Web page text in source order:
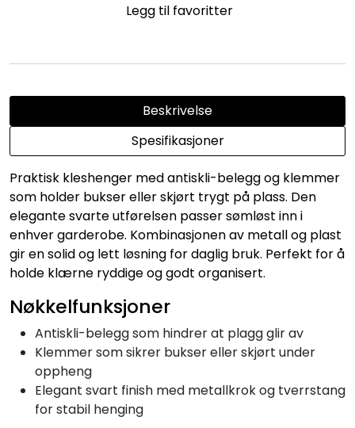
Legg til favoritter
Beskrivelse
Spesifikasjoner
Praktisk kleshenger med antiskli-belegg og klemmer
som holder bukser eller skjørt trygt på plass. Den
elegante svarte utførelsen passer sømløst inn i
enhver garderobe. Kombinasjonen av metall og plast
gir en solid og lett løsning for daglig bruk. Perfekt for å
holde klærne ryddige og godt organisert.
Nøkkelfunksjoner
Antiskli-belegg som hindrer at plagg glir av
Klemmer som sikrer bukser eller skjørt under
oppheng
Elegant svart finish med metallkrok og tverrstang
for stabil henging